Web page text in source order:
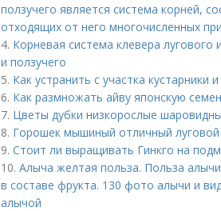
ползучего является система корней,
отходящих от него многочисленных
4. Корневая система клевера лугового
и ползучего
5. Как устранить с участка кустарники
6. Как размножать айву японскую
7. Цветы дубки низкорослые
8. Горошек мышиный отличный
9. Стоит ли выращивать Гинкго на
10. Алыча желтая польза. Польза
в составе фрукта. 130 фото алычи и
алычой